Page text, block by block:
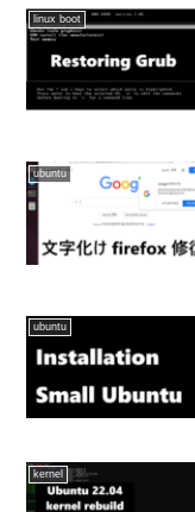
linux boot
ubuntu
ubuntu
kernel